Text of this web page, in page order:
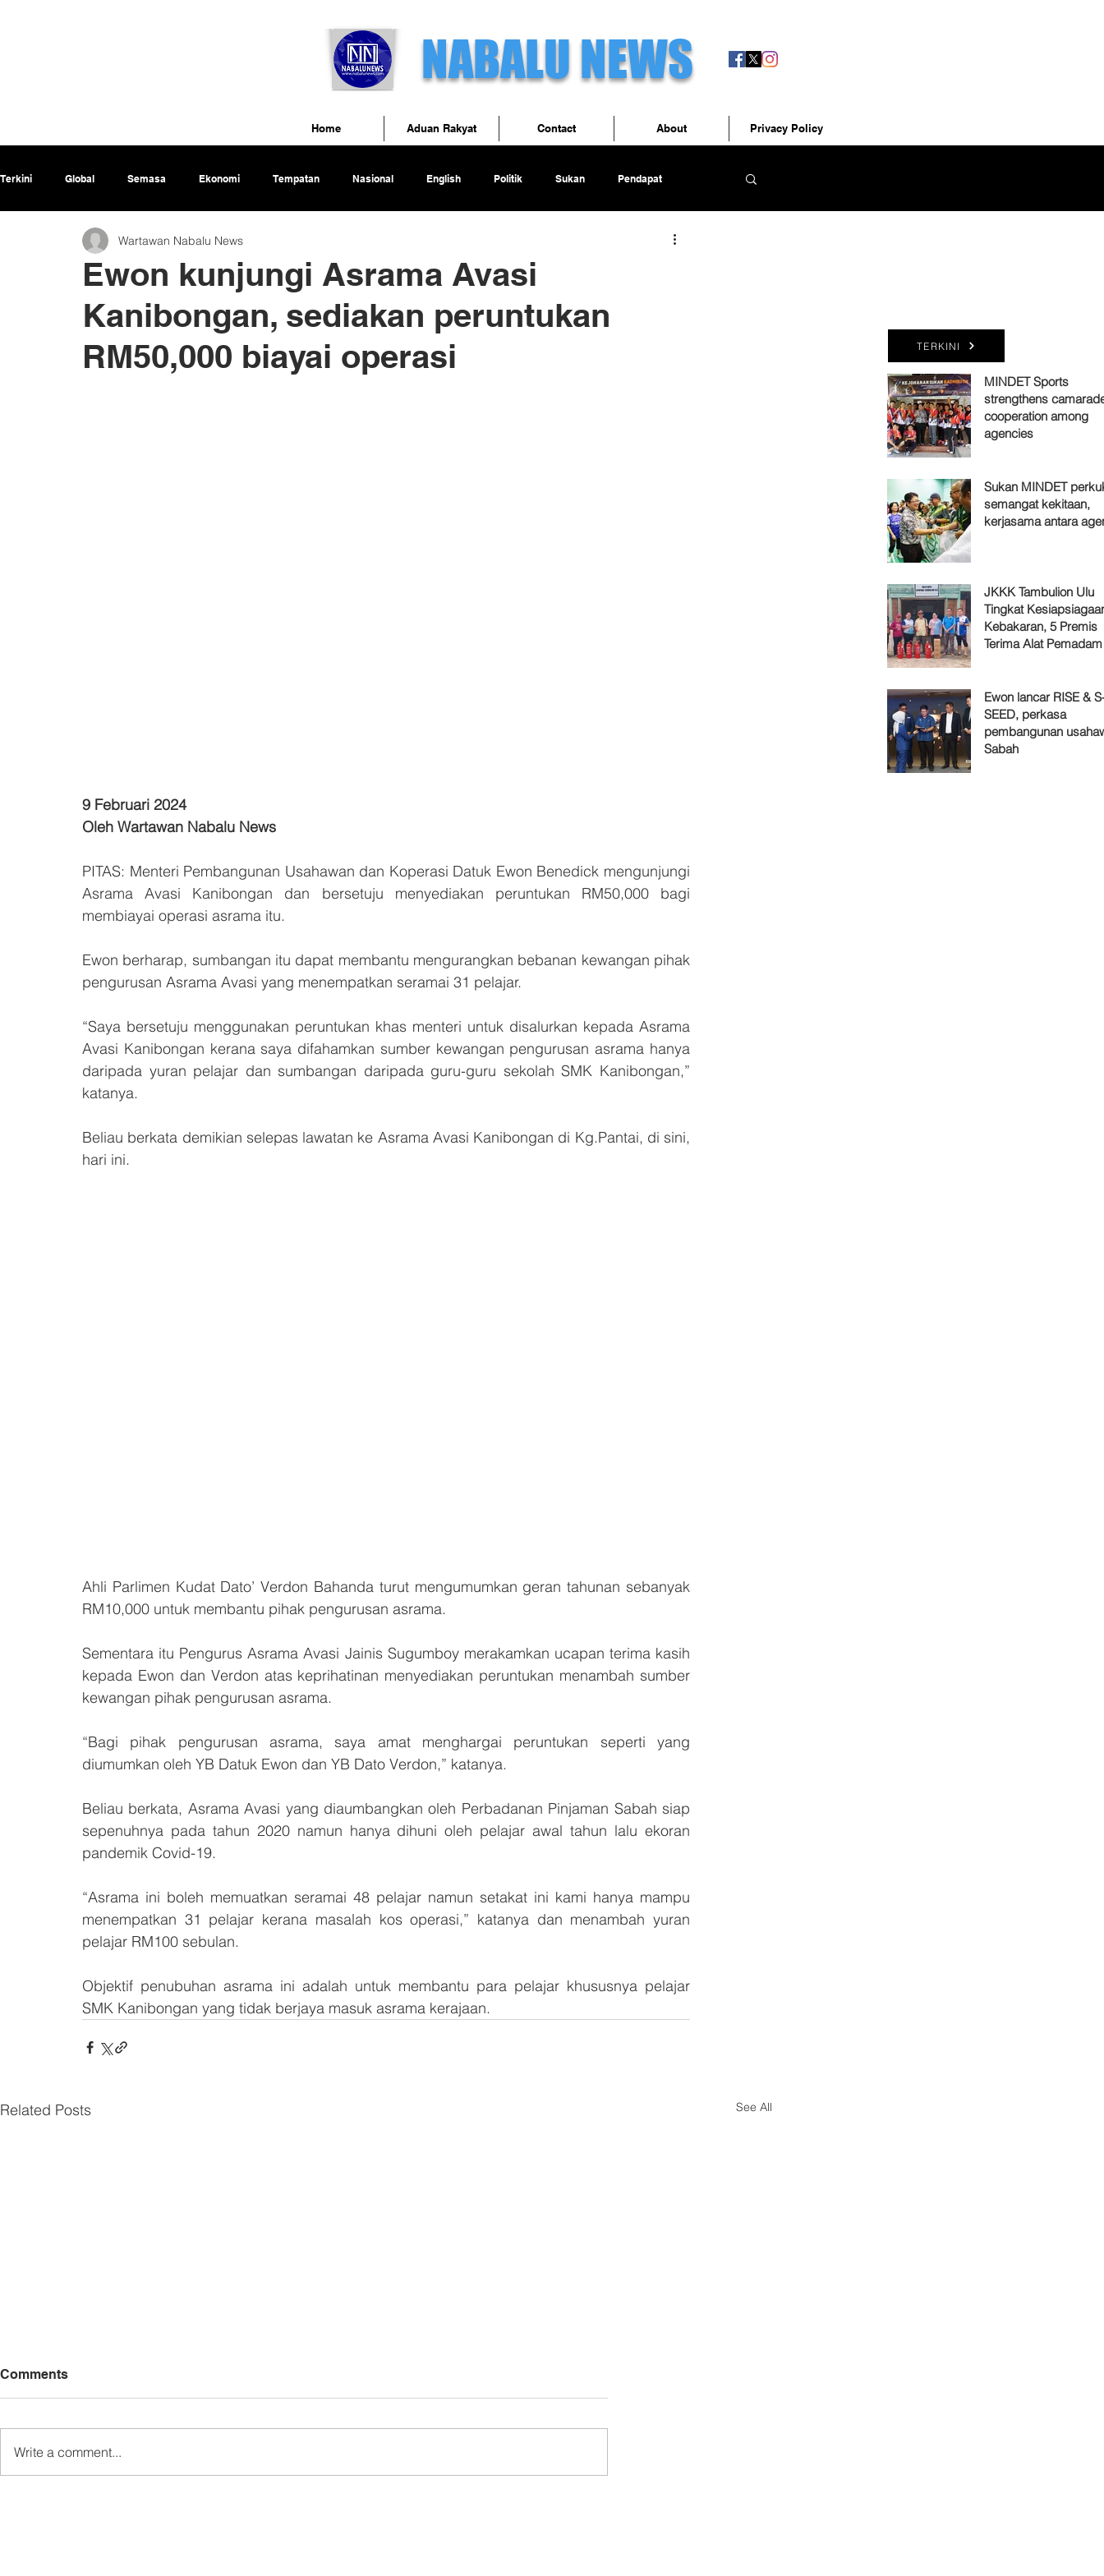
NABALU NEWS
Terkini Global Semasa Ekonomi Tempatan Nasional English Politik Sukan Pendapat
Ewon kunjungi Asrama Avasi
Kanibongan, sediakan peruntukan
RM50,000 biayai operasi
Wartawan Nabalu News
9 Februari 2024
Oleh Wartawan Nabalu News
PITAS: Menteri Pembangunan Usahawan dan Koperasi Datuk Ewon Benedick mengunjungi
Asrama Avasi Kanibongan dan bersetuju menyediakan peruntukan RM50,000 bagi
membiayai operasi asrama itu.
Ewon berharap, sumbangan itu dapat membantu mengurangkan bebanan kewangan pihak
pengurusan Asrama Avasi yang menempatkan seramai 31 pelajar.
“Saya bersetuju menggunakan peruntukan khas menteri untuk disalurkan kepada Asrama
Avasi Kanibongan kerana saya difahamkan sumber kewangan pengurusan asrama hanya
daripada yuran pelajar dan sumbangan daripada guru-guru sekolah SMK Kanibongan,”
katanya.
Beliau berkata demikian selepas lawatan ke Asrama Avasi Kanibongan di Kg.Pantai, di sini,
hari ini.
Ahli Parlimen Kudat Dato’ Verdon Bahanda turut mengumumkan geran tahunan sebanyak
RM10,000 untuk membantu pihak pengurusan asrama.
Sementara itu Pengurus Asrama Avasi Jainis Sugumboy merakamkan ucapan terima kasih
kepada Ewon dan Verdon atas keprihatinan menyediakan peruntukan menambah sumber
kewangan pihak pengurusan asrama.
“Bagi pihak pengurusan asrama, saya amat menghargai peruntukan seperti yang
diumumkan oleh YB Datuk Ewon dan YB Dato Verdon,” katanya.
Beliau berkata, Asrama Avasi yang diaumbangkan oleh Perbadanan Pinjaman Sabah siap
sepenuhnya pada tahun 2020 namun hanya dihuni oleh pelajar awal tahun lalu ekoran
pandemik Covid-19.
“Asrama ini boleh memuatkan seramai 48 pelajar namun setakat ini kami hanya mampu
menempatkan 31 pelajar kerana masalah kos operasi,” katanya dan menambah yuran
pelajar RM100 sebulan.
Objektif penubuhan asrama ini adalah untuk membantu para pelajar khususnya pelajar
SMK Kanibongan yang tidak berjaya masuk asrama kerajaan.
Related Posts See All
Comments
Write a comment...
TERKINI
MINDET Sports
strengthens
cooperation among
agencies
Sukan MINDET
semangat kekitaan,
kerjasama antara
JKKK Tambulion Ulu
Tingkat
Kebakaran, 5 Premis
Terima Alat
Ewon lancar RISE &
SEED, perkasa
pembangunan
Sabah
Home Aduan Rakyat Contact About Privacy Policy